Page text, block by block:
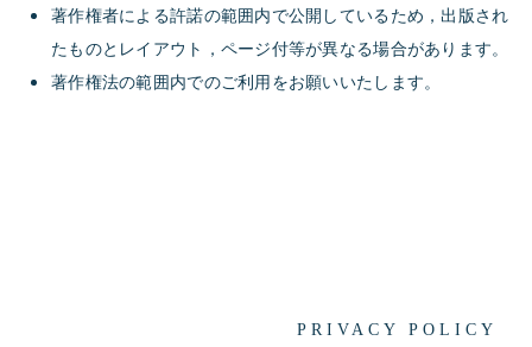
著作権者による許諾の範囲内で公開しているため，出版され
たものとレイアウト，ページ付等が異なる場合があります。
著作権法の範囲内でのご利用をお願いいたします。
PRIVACY POLICY